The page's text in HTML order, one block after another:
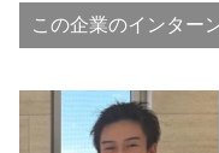
この企業のインター